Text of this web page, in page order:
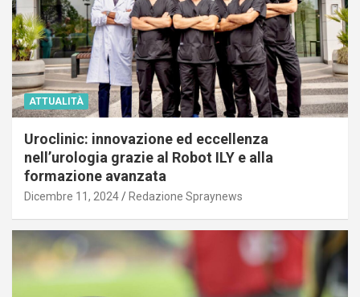
ATTUALITÀ
Uroclinic: innovazione ed eccellenza
nell’urologia grazie al Robot ILY e alla
formazione avanzata
Dicembre 11, 2024 Redazione Spraynews